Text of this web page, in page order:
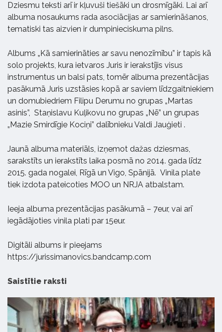
Dziesmu teksti arī ir kļuvuši tiešāki un drosmīgāki. Lai arī
albuma nosaukums rada asociācijas ar samierināšanos,
tematiski tas aizvien ir dumpinieciskuma pilns.
Albums „Kā samierināties ar savu nenozīmību” ir tapis kā
solo projekts, kura ietvaros Juris ir ierakstījis visus
instrumentus un balsi pats, tomēr albuma prezentācijas
pasākumā Juris uzstāsies kopā ar saviem līdzgaitniekiem
un domubiedriem Filipu Derumu no grupas „Martas
asinis”, Staņislavu Kuļikovu no grupas „Nē” un grupas
„Mazie Smirdīgie Kociņi” dalībnieku Valdi Jauģieti .
Jaunā albuma materiāls, izņemot dažas dziesmas,
sarakstīts un ierakstīts laika posmā no 2014. gada līdz
2015. gada nogalei, Rīgā un Vigo, Spānijā. Vinila plate
tiek izdota pateicoties MOO un NRJA atbalstam.
Ieeja albuma prezentācijas pasākumā – 7eur, vai arī
iegādājoties vinila plati par 15eur.
Digitāli albums ir pieejams
https://jurissimanovics.bandcamp.com
Saistītie raksti